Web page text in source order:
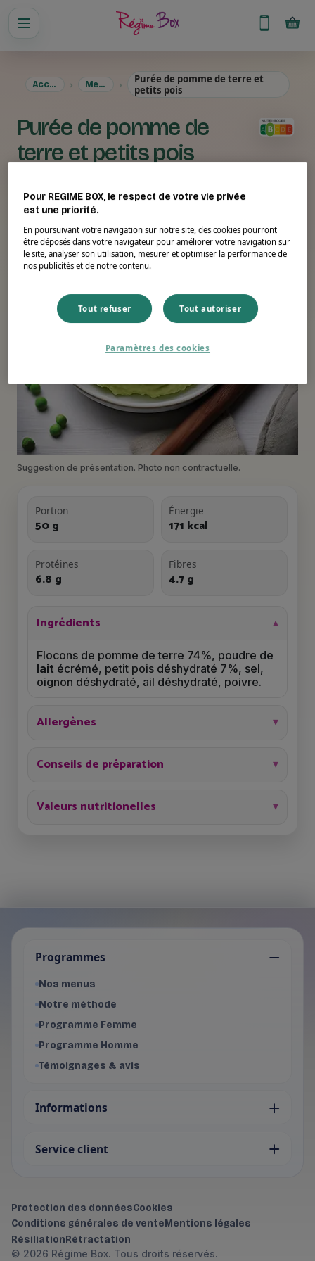
Accueil Menus
Purée de pomme de terre et
petits pois
Purée de pomme de
terre et petits pois
Suggestion de présentation. Photo non contractuelle.
Portion
50 g
Énergie
171 kcal
Protéines
6.8 g
Fibres
4.7 g
Ingrédients
Flocons de pomme de terre 74%, poudre de
lait écrémé, petit pois déshydraté 7%, sel,
oignon déshydraté, ail déshydraté, poivre.
Allergènes
Conseils de préparation
Valeurs nutritionelles
Je choisis mon programme
Programme Homme
Programmes
Nos menus
Notre méthode
Programme Femme
Programme Homme
Témoignages & avis
Informations
Service client
Protection des donnéesCookies
Conditions générales de venteMentions légales
RésiliationRétractation
© 2026 Régime Box. Tous droits réservés.
Pour REGIME BOX, le respect de votre vie privée
est une priorité.
En poursuivant votre navigation sur notre site, des cookies pourront
être déposés dans votre navigateur pour améliorer votre navigation sur
le site, analyser son utilisation, mesurer et optimiser la performance de
nos publicités et de notre contenu.
Tout refuser Tout autoriser
Paramètres des cookies